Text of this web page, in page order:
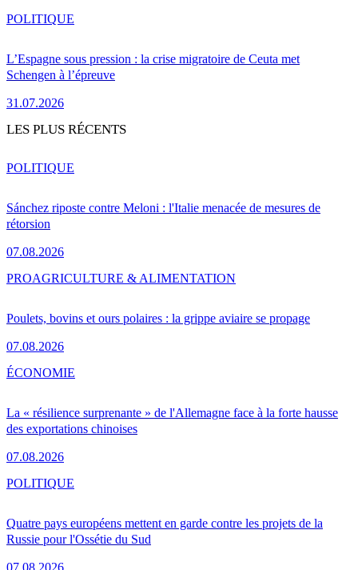
L’Espagne sous pression : la crise migratoire de Ceuta met
Schengen à l’épreuve
31.07.2026
POLITIQUE
LES PLUS RÉCENTS
Sánchez riposte contre Meloni : l'Italie menacée de mesures de
rétorsion
07.08.2026
POLITIQUE
Poulets, bovins et ours polaires : la grippe aviaire se propage
07.08.2026
PROAGRICULTURE & ALIMENTATION
La « résilience surprenante » de l'Allemagne face à la forte hausse
des exportations chinoises
07.08.2026
ÉCONOMIE
Quatre pays européens mettent en garde contre les projets de la
Russie pour l'Ossétie du Sud
07.08.2026
POLITIQUE